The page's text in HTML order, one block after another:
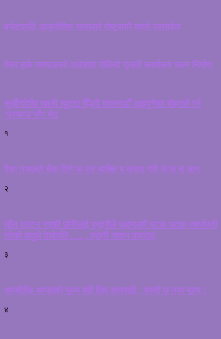
बजेटप्रति आक्रोशित सांसदले रोष्ट्रममै च्याते दस्तावेज
मेयर हर्क साम्पाङको आदेशमा रोकियो प्रहरी कार्यालय भवन निर्माण
सुर्खेतदेखि खाली खुट्टा हिँड्दै काठमाडौँ आइपुगेका बोहराले गरे
‘प्रचण्ड’सँग भेट
१
पैसा नभएको चेक दिने फ रार ब्यक्ति प क्राउ गरी जे’ल च लान
२
घाँस काट्न गएकी छोरीलाई प्रहरीले जङ्गलमै पटक पटक जबर्जस्ती
गरेको बावुले देखेपछि …. , प्रहरी जवान पक्राउ,
३
आजदेखि अण्डाको मूल्य बढी लिए कारवाही , यस्तो छ नया मूल्य !
४